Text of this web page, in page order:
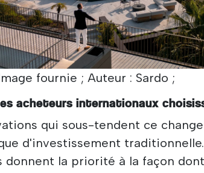
fournie ; Auteur : Sardo ;
acheteurs internationaux
qui sous-tendent ce
d'investissement
donnent la priorité à la façon